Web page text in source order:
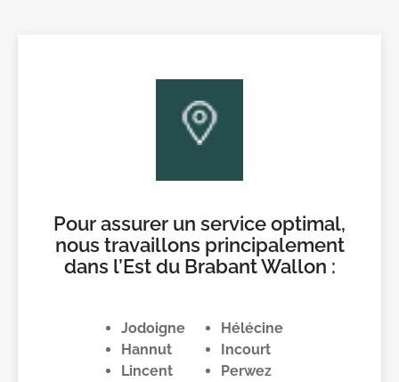
Pour assurer un service optimal,
nous travaillons principalement
dans l’Est du Brabant Wallon :
Jodoigne
Hannut
Lincent
Hélécine
Incourt
Perwez